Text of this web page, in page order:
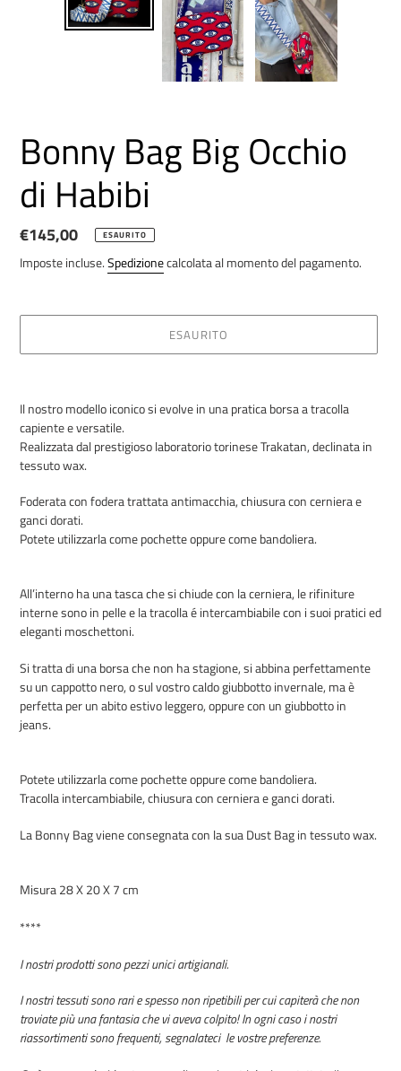
Bonny Bag Big Occhio
di Habibi
Prezzo
di
€145,00 ESAURITO
Imposte incluse.Spedizionecalcolata al momento del pagamento.
ESAURITO
prodotto
nel
carrello
Il nostro modello iconico si evolve in una pratica borsa a tracolla
capiente e versatile.
Realizzata dal prestigioso laboratorio torinese Trakatan, declinata in
tessuto wax.
Foderata con fodera trattata antimacchia, chiusura con cerniera e
ganci dorati.
Potete utilizzarla come pochette oppure come bandoliera.
All’interno ha una tasca che si chiude con la cerniera, le rifiniture
interne sono in pelle e la tracolla é intercambiabile con i suoi pratici ed
eleganti moschettoni.
Si tratta di una borsa che non ha stagione, si abbina perfettamente
su un cappotto nero, o sul vostro caldo giubbotto invernale, ma è
perfetta per un abito estivo leggero, oppure con un giubbotto in
jeans.
Potete utilizzarla come pochette oppure come bandoliera.
Tracolla intercambiabile, chiusura con cerniera e ganci dorati.
La Bonny Bag viene consegnata con la sua Dust Bag in tessuto wax.
Misura 28 X 20 X 7 cm
****
I nostri prodotti sono pezzi unici artigianali.
I nostri tessuti sono rari e spesso non ripetibili per cui capiterà che non
troviate più una fantasia che vi aveva colpito! In ogni caso i nostri
riassortimenti sono frequenti, segnalateci le vostre preferenze.